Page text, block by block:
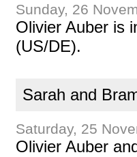
Sunday, 26
Olivier Auber is
(US/DE).
Sarah and
Saturday, 25
Olivier Auber